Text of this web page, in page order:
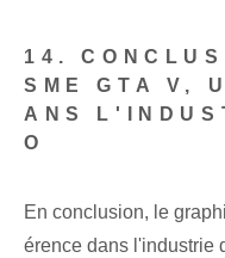
14.
SME GTA V,
ANS
O
En conclusion, le
érence dans l'industrie